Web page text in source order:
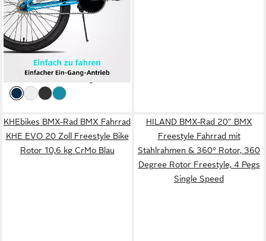
Stunt-Pegs, Doppelbremsen
120 kg Zul. Gesamtgewicht
ab 239,99 €
339,99 €
21,92 €mtl. in 12 Raten
lieferbar - in 6-7 Werktagen bei dir
KHEbikes BMX-Rad BMX Fahrrad
KHE EVO 20 Zoll Freestyle Bike
Rotor 10,6 kg CrMo Blau
HILAND BMX-Rad 20" BMX
Freestyle Fahrrad mit
Stahlrahmen & 360° Rotor, 360
Degree Rotor Freestyle, 4 Pegs
Single Speed